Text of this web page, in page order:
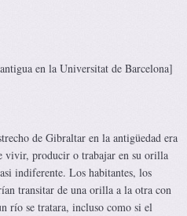
en la Universitat de Barcelona]
de Gibraltar en la antigüedad era
vivir, producir o trabajar en su orilla
indiferente. Los habitantes, los
transitar de una orilla a la otra con
río se tratara, incluso como si el